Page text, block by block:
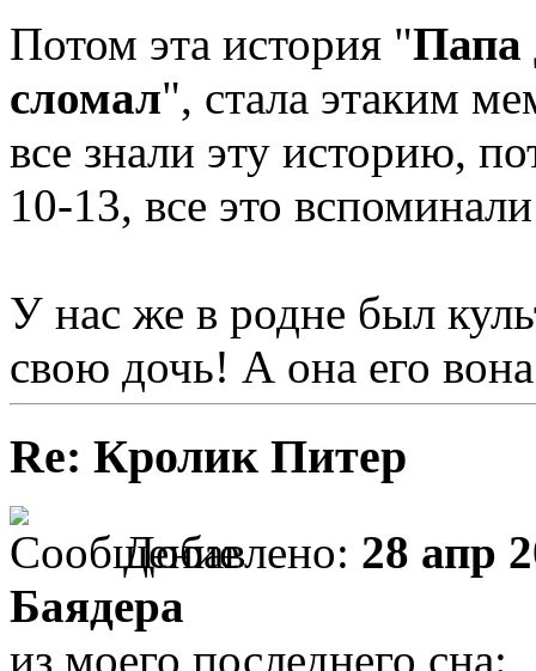
Потом эта история "Папа
сломал", стала этаким
все знали эту историю,
10-13, все это
У нас же в родне был
свою дочь! А она его
Re: Кролик Питер
Добавлено: 28 апр
Баядера
из моего последнего сна: